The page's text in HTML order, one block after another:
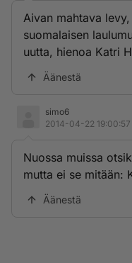
Aivan mahtava
suomalaisen
uutta, hienoa Katri
Äänestä
simo6
2014-04-22 19:00:57
Nuossa muissa
mutta ei se mitään:
Äänestä